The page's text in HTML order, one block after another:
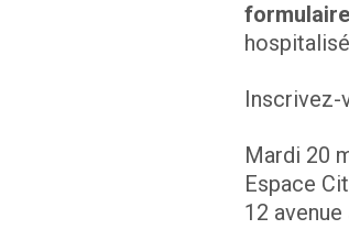
Inscrivez-
Mardi 20
Espace
12